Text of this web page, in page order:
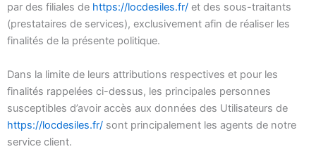
par des filiales de https://locdesiles.fr/ et des sous-traitants
(prestataires de services), exclusivement afin de réaliser les
finalités de la présente politique.
Dans la limite de leurs attributions respectives et pour les
finalités rappelées ci-dessus, les principales personnes
susceptibles d’avoir accès aux données des Utilisateurs de
https://locdesiles.fr/ sont principalement les agents de notre
service client.